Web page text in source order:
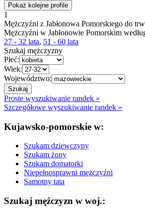
Pokaż kolejne profile
1
Mężczyźni z Jabłonowa Pomorskiego do
Mężczyźni w Jabłonowie Pomorskim
27 - 32 lata, 51 - 60 lata
Szukaj mężczyzny
Płeć:
Wiek:
Województwo:
Proste wyszukiwanie randek »
Szczegółowe wyszukiwanie randek »
Kujawsko-pomorskie w:
Szukam dziewczyny
Szukam żony
Szukam domatorki
Niepełnosprawni mężczyźni
Samotny tata
Szukaj mężczyzn w woj.: